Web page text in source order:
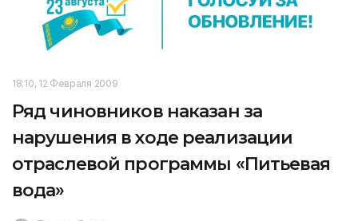
18:10, 12 Февраля 2009
Ряд чиновников наказан за
нарушения в ходе реализации
отраслевой программы «Питьевая
вода»